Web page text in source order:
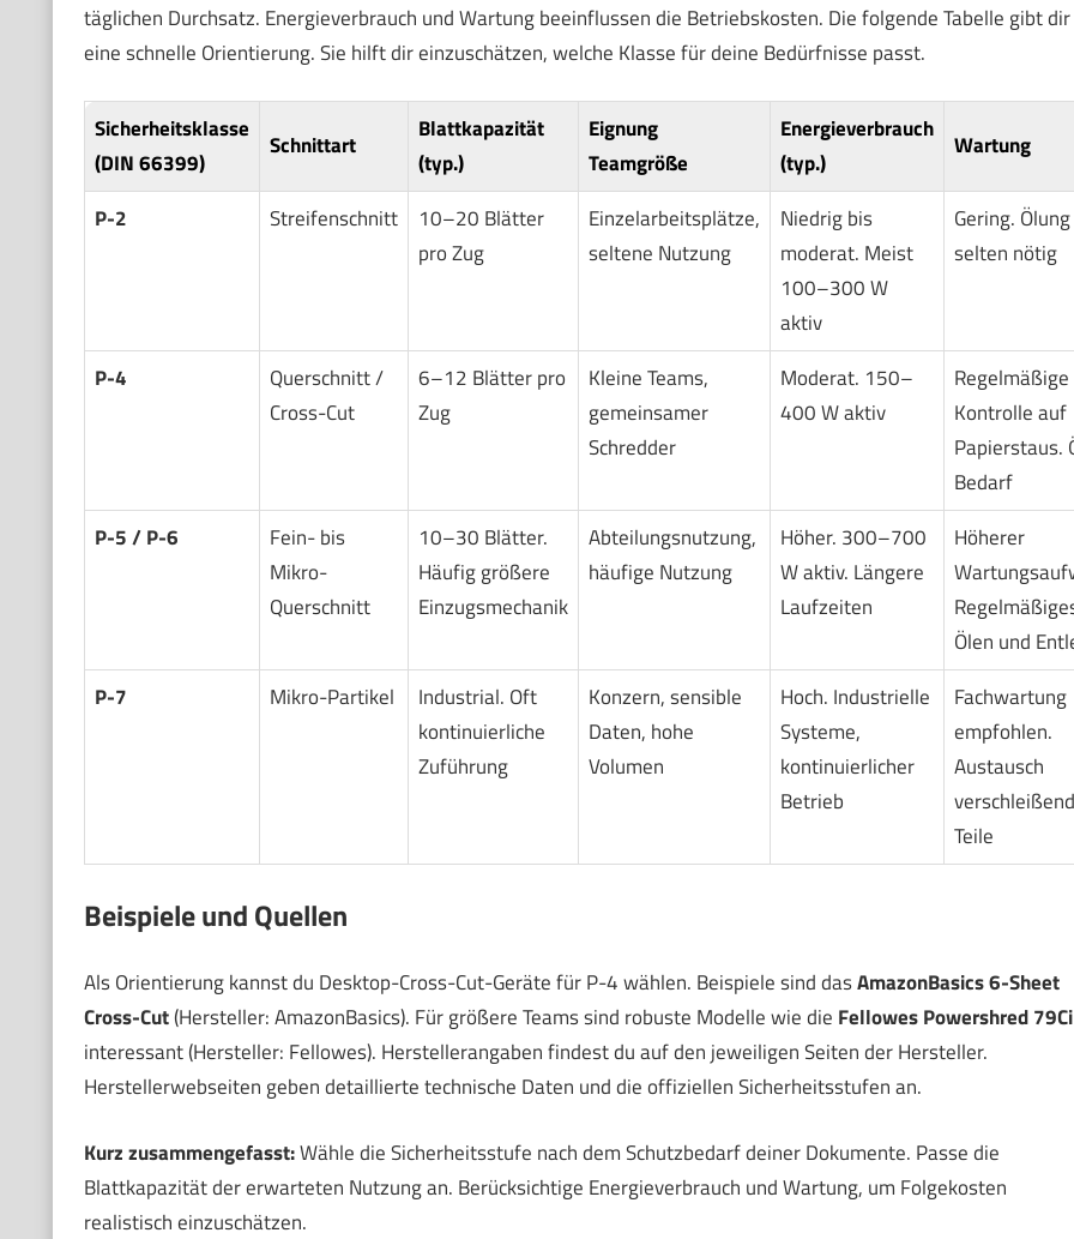
täglichen Durchsatz. Energieverbrauch und Wartung beeinflussen die Betriebskosten. Die folgende Tabelle gibt dir
eine schnelle Orientierung. Sie hilft dir einzuschätzen, welche Klasse für deine Bedürfnisse passt.
Sicherheitsklasse
(DIN 66399)
Schnittart
Blattkapazität
(typ.)
Eignung
Teamgröße
Energieverbrauch
(typ.)
Wartung
P-2 Streifenschnitt
10–20 Blätter
pro Zug
Einzelarbeitsplätze,
seltene Nutzung
Niedrig bis
moderat. Meist
100–300 W
aktiv
Gering. Ölung
selten nötig
P-4
Querschnitt /
Cross-Cut
6–12 Blätter pro
Zug
Kleine Teams,
gemeinsamer
Schredder
Moderat. 150–
400 W aktiv
Regelmäßige
Kontrolle auf
Papierstaus.
Bedarf
P-5 / P-6
Fein- bis
Mikro-
Querschnitt
10–30 Blätter.
Häufig größere
Einzugsmechanik
Abteilungsnutzung,
häufige Nutzung
Höher. 300–700
W aktiv. Längere
Laufzeiten
Höherer
Ölen und
P-7
Mikro-Partikel
Industrial. Oft
kontinuierliche
Zuführung
Konzern, sensible
Daten, hohe
Volumen
Hoch. Industrielle
Systeme,
kontinuierlicher
Betrieb
Fachwartung
empfohlen.
Austausch
Teile
Beispiele und Quellen
Als Orientierung kannst du Desktop-Cross-Cut-Geräte für P-4 wählen. Beispiele sind dasAmazonBasics 6-Sheet
Cross-Cut(Hersteller: AmazonBasics). Für größere Teams sind robuste Modelle wie die Fellowes Powershred 79Ci
interessant (Hersteller: Fellowes). Herstellerangaben findest du auf den jeweiligen Seiten der Hersteller.
Herstellerwebseiten geben detaillierte technische Daten und die offiziellen Sicherheitsstufen an.
Kurz zusammengefasst:Wähle die Sicherheitsstufe nach dem Schutzbedarf deiner Dokumente. Passe die
Blattkapazität der erwarteten Nutzung an. Berücksichtige Energieverbrauch und Wartung, um Folgekosten
realistisch einzuschätzen.